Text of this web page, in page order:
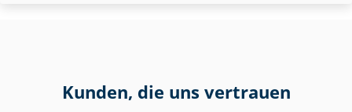
Kunden, die uns vertrauen